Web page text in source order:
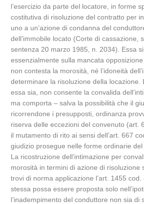
l’esercizio da parte del locatore, in forme
costitutiva di risoluzione del contratto per
uno a un’azione di condanna del
dell’immobile locato (Corte di cassazione,
sentenza 20 marzo 1985, n. 2034). Essa
essenzialmente sulla mancata opposizione
non contesta la morosità, né l’idoneità
determinare la risoluzione della locazione.
essa sia, non consente la convalida
ma comporta – salva la possibilità che il
ricorrendone i presupposti, ordinanza
riserva delle eccezioni del convenuto (art.
il mutamento di rito ai sensi dell’art. 667
giudizio prosegue nelle forme ordinarie del
La ricostruzione dell’intimazione per
morosità in termini di azione di risoluzione
trovi di norma applicazione l’art. 1455
stessa possa essere proposta solo
l’inadempimento del conduttore non sia di